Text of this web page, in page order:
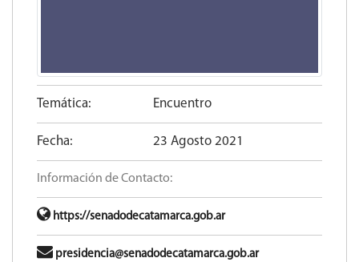
Temática: Encuentro
Fecha: 23 Agosto 2021
Información de Contacto:
https://senadodecatamarca.gob.ar
presidencia@senadodecatamarca.gob.ar